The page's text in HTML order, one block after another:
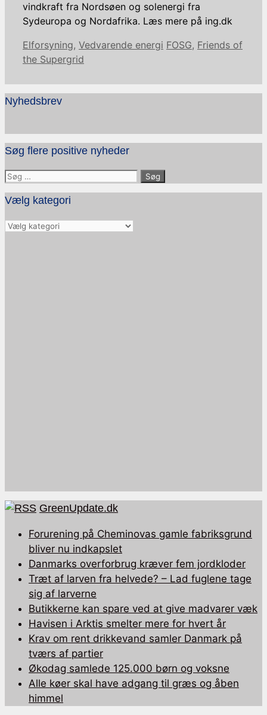
vindkraft fra Nordsøen og solenergi fra
Sydeuropa og Nordafrika. Læs mere på ing.dk
Kategorier
Elforsyning, Vedvarende energi Tags
FOSG, Friends of
the Supergrid
Nyhedsbrev
Søg flere positive nyheder
Søg
efter:
Vælg kategori
Vælg
GreenUpdate.dk
Forurening på Cheminovas gamle fabriksgrund
bliver nu indkapslet
Danmarks overforbrug kræver fem jordkloder
Træt af larven fra helvede? – Lad fuglene tage
sig af larverne
Butikkerne kan spare ved at give madvarer væk
Havisen i Arktis smelter mere for hvert år
Krav om rent drikkevand samler Danmark på
tværs af partier
Økodag samlede 125.000 børn og voksne
Alle køer skal have adgang til græs og åben
himmel